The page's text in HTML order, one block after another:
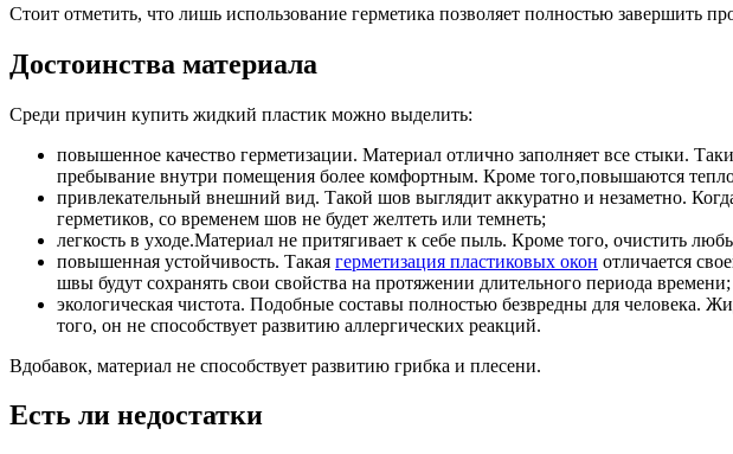
Стоит отметить, что лишь использование герметика позволяет полностью завершить
Достоинства материала
Среди причин купить жидкий пластик можно выделить:
повышенное качество герметизации. Материал отлично заполняет все стыки.
пребывание внутри помещения более комфортным. Кроме того,повышаются
привлекательный внешний вид. Такой шов выглядит аккуратно и незаметно.
герметиков, со временем шов не будет желтеть или темнеть;
легкость в уходе.Материал не притягивает к себе пыль. Кроме того, очистить
повышенная устойчивость. Такая герметизация пластиковых окон отличается
швы будут сохранять свои свойства на протяжении длительного периода времени;
экологическая чистота. Подобные составы полностью безвредны для
того, он не способствует развитию аллергических реакций.
Вдобавок, материал не способствует развитию грибка и плесени.
Есть ли недостатки